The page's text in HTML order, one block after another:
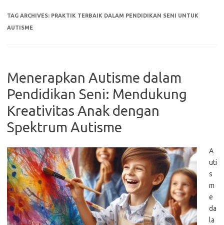
TAG ARCHIVES: PRAKTIK TERBAIK DALAM PENDIDIKAN SENI UNTUK
AUTISME
Menerapkan Autisme dalam
Pendidikan Seni: Mendukung
Kreativitas Anak dengan
Spektrum Autisme
A
uti
s
m
e
da
la